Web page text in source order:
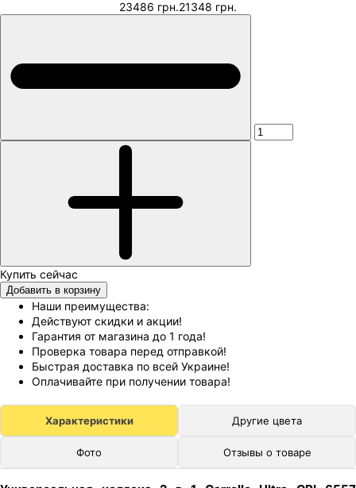
23486 грн.21348 грн.
Добавить в корзину
Наши преимущества:
Действуют скидки и акции!
Гарантия от магазина до 1 года!
Проверка товара перед отправкой!
Быстрая доставка по всей Украине!
Оплачивайте при получении товара!
Характеристики Другие цвета
Фото Отзывы о товаре